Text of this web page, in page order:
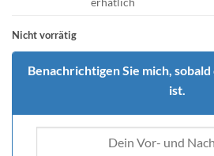
Nicht vorrätig
Benachrichtigen Sie mich,
ist.